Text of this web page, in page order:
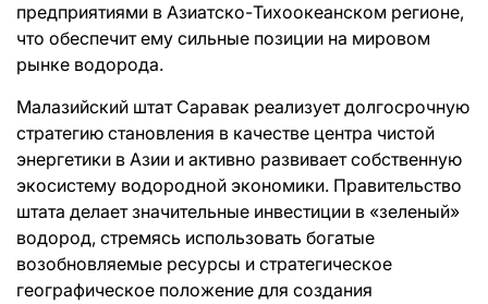
предприятиями в Азиатско-Тихоокеанском регионе,
что обеспечит ему сильные позиции на мировом
рынке водорода.
Малазийский штат Саравак реализует долгосрочную
стратегию становления в качестве центра чистой
энергетики в Азии и активно развивает собственную
экосистему водородной экономики. Правительство
штата делает значительные инвестиции в «зеленый»
водород, стремясь использовать богатые
возобновляемые ресурсы и стратегическое
географическое положение для создания